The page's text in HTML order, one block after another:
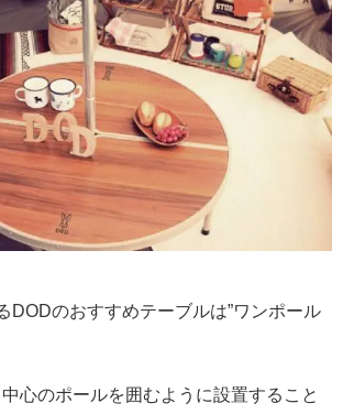
DODのおすすめテーブルは”ワンポール
心のポールを囲むように設置すること